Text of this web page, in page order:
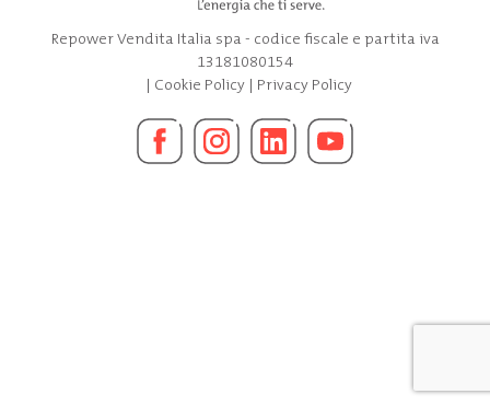
Repower Vendita Italia spa - codice fiscale e partita iva
13181080154
| Cookie Policy| Privacy Policy